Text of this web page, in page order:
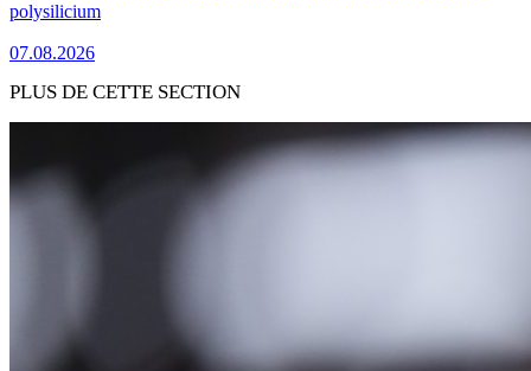
polysilicium
07.08.2026
PLUS DE CETTE SECTION